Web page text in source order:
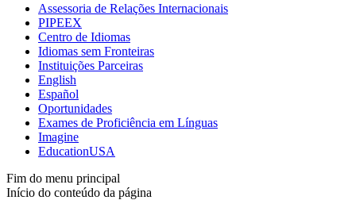
Assessoria de Relações Internacionais
PIPEEX
Centro de Idiomas
Idiomas sem Fronteiras
Instituições Parceiras
English
Español
Oportunidades
Exames de Proficiência em Línguas
Imagine
EducationUSA
Fim do menu principal
Início do conteúdo da página